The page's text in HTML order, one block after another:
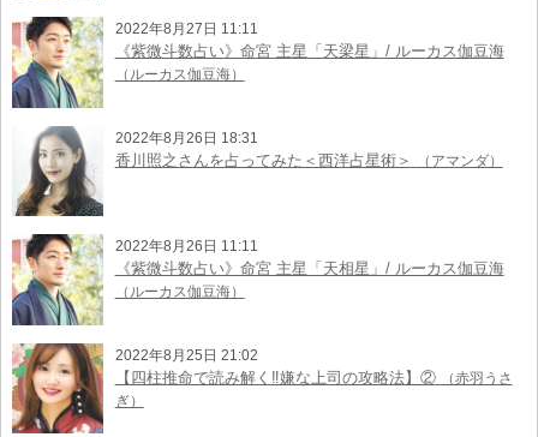
2022年8月27日 11:11
《紫微斗数占い》命宮 主星「天梁星」/ ルーカス伽豆海
（ルーカス伽豆海）
2022年8月26日 18:31
香川照之さんを占ってみた＜西洋占星術＞ （アマンダ）
2022年8月26日 11:11
《紫微斗数占い》命宮 主星「天相星」/ ルーカス伽豆海
（ルーカス伽豆海）
2022年8月25日 21:02
【四柱推命で読み解く‼︎嫌な上司の攻略法】②
（赤羽うさ
ぎ）